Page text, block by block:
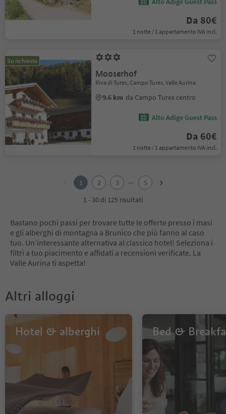
Da 80€
1 notte / 1 appartamento IVA incl.
Su richiesta
Mooserhof
Riva di Tures, Campo Tures, Valle Aurina
9.6 km da Campo Tures centro
Alto Adige Guest Pass
Da 60€
1 notte / 1 appartamento IVA incl.
1 2 3 ...
5
1 - 30 di 125 risultati
Bastano pochi passi per trovare tutte le offerte presso i masi
e gli alberghi di montagna a Brunico che più fanno al caso
tuo. Un’interessante alternativa al classico hotel! Seleziona i
filtri a tuo piacimento e affidati a recensioni verificate. La
Valle Aurina ti aspetta!
Altri alloggi
Hotel & alberghi Bed &